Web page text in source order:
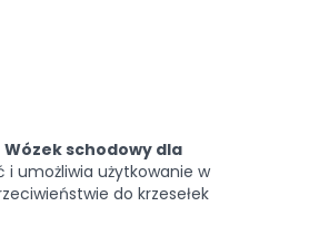
Wózek schodowy dla
umożliwia użytkowanie w
do krzesełek